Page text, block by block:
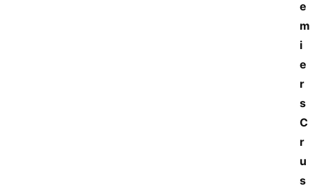
e
m
i
e
r
s
C
r
u
s